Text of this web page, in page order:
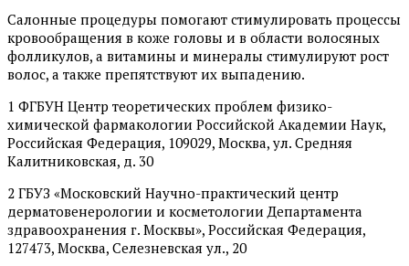
Салонные процедуры помогают стимулировать процессы
кровообращения в коже головы и в области волосяных
фолликулов, а витамины и минералы стимулируют рост
волос, а также препятствуют их выпадению.
1 ФГБУН Центр теоретических проблем физико-
химической фармакологии Российской Академии Наук,
Российская Федерация, 109029, Москва, ул. Средняя
Калитниковская, д. 30
2 ГБУЗ «Московский Научно-практический центр
дерматовенерологии и косметологии Департамента
здравоохранения г. Москвы», Российская Федерация,
127473, Москва, Селезневская ул., 20